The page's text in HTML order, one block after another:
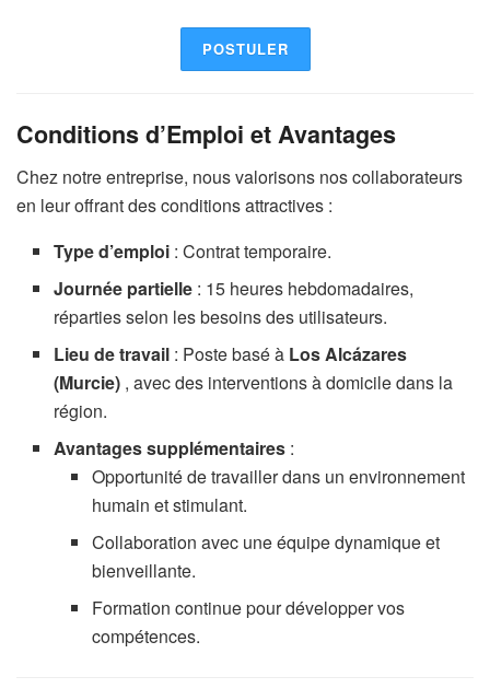
POSTULER
Conditions d’Emploi et Avantages
Chez notre entreprise, nous valorisons nos collaborateurs
en leur offrant des conditions attractives :
Type d’emploi : Contrat temporaire.
Journée partielle : 15 heures hebdomadaires,
réparties selon les besoins des utilisateurs.
Lieu de travail : Poste basé à Los Alcázares
(Murcie) , avec des interventions à domicile dans la
région.
Avantages supplémentaires :
Opportunité de travailler dans un environnement
humain et stimulant.
Collaboration avec une équipe dynamique et
bienveillante.
Formation continue pour développer vos
compétences.